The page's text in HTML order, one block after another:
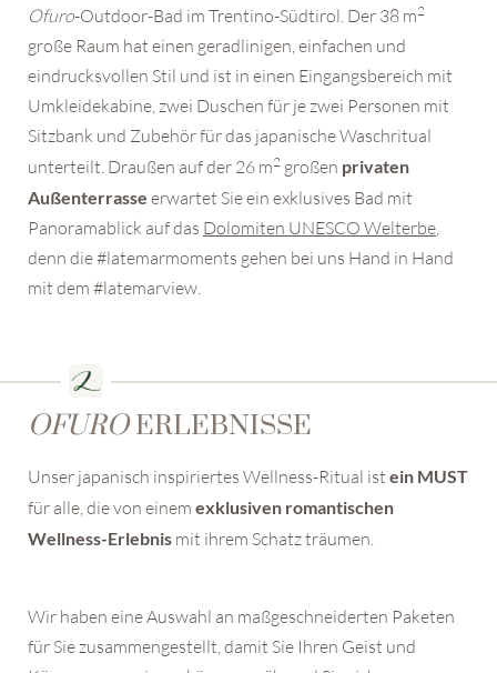
Ofuro-Outdoor-Bad im Trentino-Südtirol. Der 38 m2
große Raum hat einen geradlinigen, einfachen und
eindrucksvollen Stil und ist in einen Eingangsbereich mit
Umkleidekabine, zwei Duschen für je zwei Personen mit
Sitzbank und Zubehör für das japanische Waschritual
unterteilt. Draußen auf der 26 m2 großen privaten
Außenterrasse erwartet Sie ein exklusives Bad mit
Panoramablick auf das Dolomiten UNESCO Welterbe
denn die #latemarmoments gehen bei uns Hand in Hand
mit dem #latemarview.
OFUROERLEBNISSE
Unser japanisch inspiriertes Wellness-Ritual ist ein MUST
für alle, die von einem exklusiven romantischen
Wellness-Erlebnis mit ihrem Schatz träumen.
Wir haben eine Auswahl an maßgeschneiderten Paketen
für Sie zusammengestellt, damit Sie Ihren Geist und